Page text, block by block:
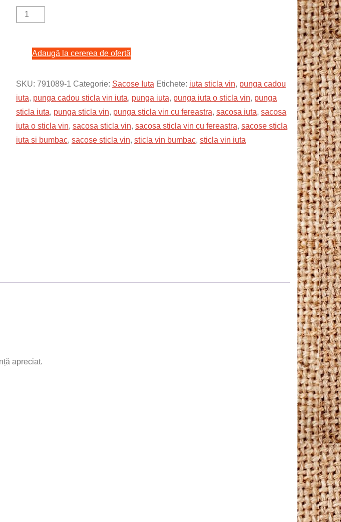
Cantitate
sticla
iuta
si
bumbac
Adaugă la cererea de ofertă
SKU: 791089-1 Categorie: Sacose Iuta Etichete: iuta sticla vin, punga cadou
iuta, punga cadou sticla vin iuta, punga iuta, punga iuta o sticla vin, punga
sticla iuta, punga sticla vin, punga sticla vin cu fereastra, sacosa iuta, sacosa
iuta o sticla vin, sacosa sticla vin, sacosa sticla vin cu fereastra, sacose sticla
iuta si bumbac, sacose sticla vin, sticla vin bumbac, sticla vin iuta
apreciat.